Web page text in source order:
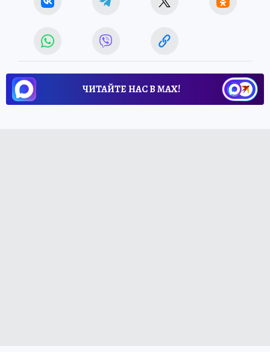
ЧИТАЙТЕ НАС В МАХ!